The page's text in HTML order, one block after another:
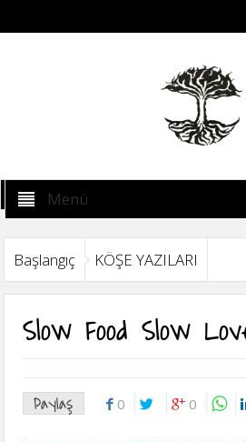
Menü
Başlangıç KÖŞE YAZILARI
Slow Food Slow
Paylaş 0 0